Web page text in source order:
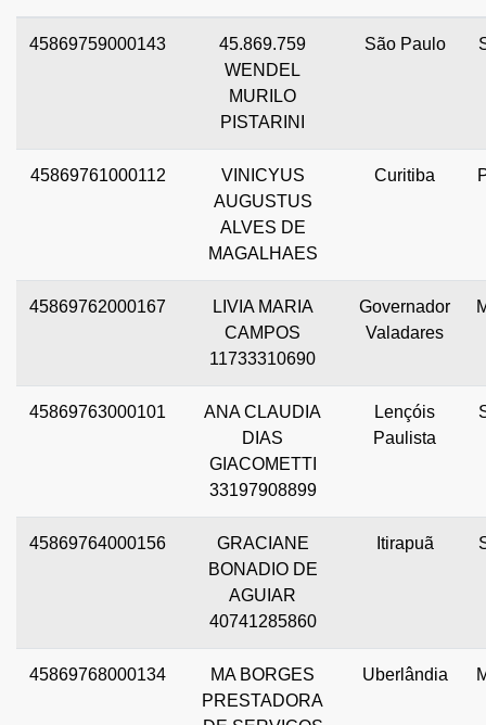
45869759000143
45.869.759
WENDEL
MURILO
PISTARINI
São Paulo
45869761000112
VINICYUS
AUGUSTUS
ALVES DE
MAGALHAES
Curitiba
45869762000167
LIVIA MARIA
CAMPOS
11733310690
Governador
Valadares
45869763000101
ANA CLAUDIA
DIAS
GIACOMETTI
33197908899
Lençóis
Paulista
45869764000156
GRACIANE
BONADIO DE
AGUIAR
40741285860
Itirapuã
45869768000134
MA BORGES
PRESTADORA
Uberlândia